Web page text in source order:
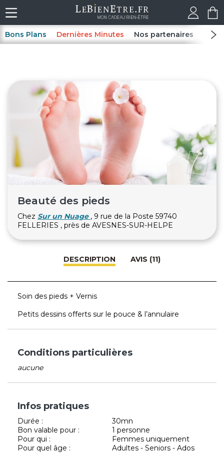
Bons Plans Dernières Minutes Nos partenaires Spas
Beauté des pieds
Chez Sur un Nuage , 9 rue de la Poste 59740
FELLERIES , près de AVESNES-SUR-HELPE
DESCRIPTION AVIS (11)
Soin des pieds + Vernis
Petits dessins offerts sur le pouce & l’annulaire
Conditions particulières
aucune
Infos pratiques
Durée :
30mn
Bon valable pour :
1 personne
Pour qui :
Femmes uniquement
Pour quel âge :
Adultes - Seniors - Ados